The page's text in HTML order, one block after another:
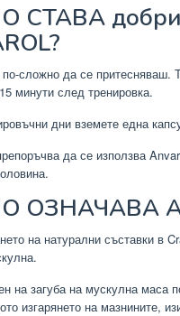
СТАВА
сложно да се притесняваш.
минути след тренировка.
дни вземете една
да се използва
ОЗНАЧАВА
на натурални съставки в
на загуба на мускулна маса
изгарянето на мазнините,